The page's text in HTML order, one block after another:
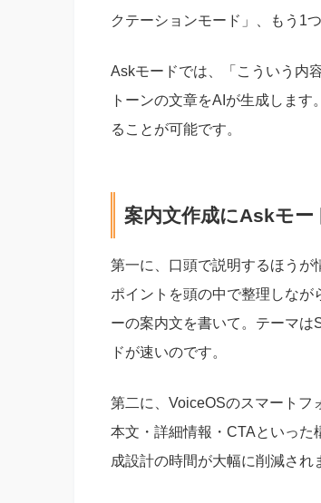
クテーションモード」、もう1
Askモードでは、「こういう内
トーンの文章をAIが生成しま
ることが可能です。
案内文作成にAskモ
第一に、口頭で説明するほうが
ポイントを頭の中で整理しな
ーの案内文を書いて。テーマ
ドが速いのです。
第二に、VoiceOSのスマートフ
本文・詳細情報・CTAといった
成設計の時間が大幅に削減され